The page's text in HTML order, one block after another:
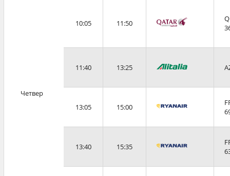
Четвер
10:05 11:50
11:40 13:25
13:05 15:00
13:40 15:35